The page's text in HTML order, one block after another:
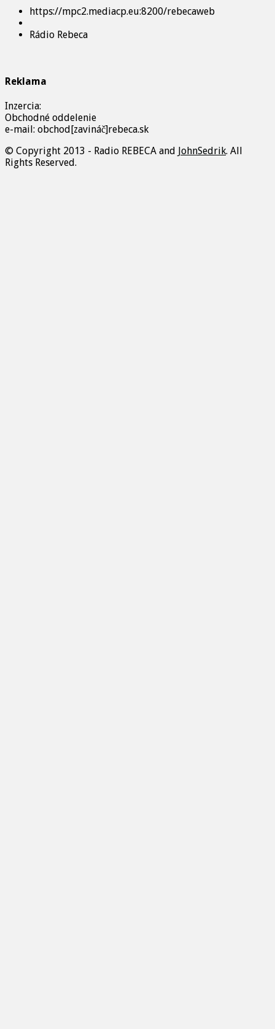
https://mpc2.mediacp.eu:8200/rebecaweb
Rádio Rebeca
Reklama
Inzercia:
Obchodné oddelenie
e-mail: obchod[zavináč]rebeca.sk
© Copyright 2013 - Radio REBECA and JohnSedrik. All
Rights Reserved.